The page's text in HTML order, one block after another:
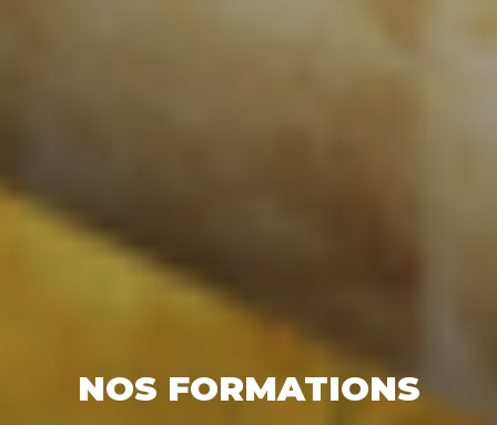
NOS FORMATIONS